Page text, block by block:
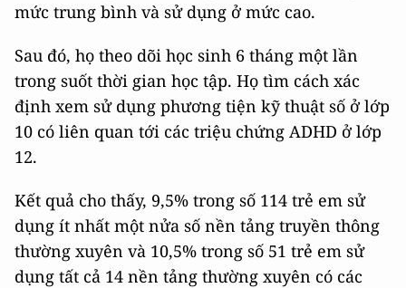
mức trung bình và sử dụng ở mức cao.
Sau đó, họ theo dõi học sinh 6 tháng một lần
trong suốt thời gian học tập. Họ tìm cách xác
định xem sử dụng phương tiện kỹ thuật số ở lớp
10 có liên quan tới các triệu chứng ADHD ở lớp
12.
Kết quả cho thấy, 9,5% trong số 114 trẻ em sử
dụng ít nhất một nửa số nền tảng truyền thông
thường xuyên và 10,5% trong số 51 trẻ em sử
dụng tất cả 14 nền tảng thường xuyên có các